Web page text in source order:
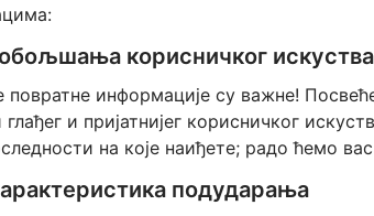
корисничког искуства
повратне информације су важне!
глађег и пријатнијег корисничког
на које наиђете; радо ћемо
подударања